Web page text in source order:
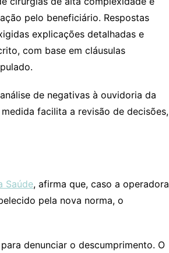
pelo beneficiário. Respostas
explicações detalhadas e
com base em cláusulas
de negativas à ouvidoria da
facilita a revisão de decisões,
Saúde, afirma que, caso a operadora
pela nova norma, o
denunciar o descumprimento. O